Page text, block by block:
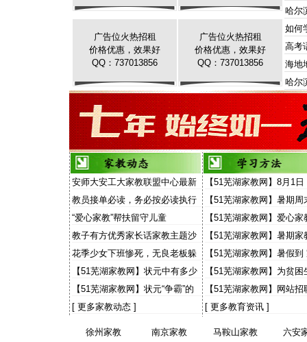
哈尔
如何
高考
海地
哈尔
广告位火热招租
价格优惠，效果好
QQ：737013856
广告位火热招租
价格优惠，效果好
QQ：737013856
安师大安工大家教联盟中心最新
家教信息
教员接单必读，务必按必读执行
“爱心家教”帮扶留守儿童
教子有方优秀家长话家教主题沙
龙
花季少女下班惨死，无良老板躲
猫猫，天理何在？国法何在？
【51芜湖家教网】状元中有多少
来自农村
【51芜湖家教网】状元“争霸”的
意义
[ 更多家教动态 ]
【51芜湖家教网】8月1日
场“家教”演讲面向家长和
【51芜湖家教网】暑期周
费去听“家教大讲堂”
【51芜湖家教网】爱心家
出感人故事 “小老师”讲13
【51芜湖家教网】暑期家
大学生有些灰心
【51芜湖家教网】暑假
【51芜湖家教网】为贫困
事 财大预录生自荐当免
【51芜湖家教网】网站招
期工主流找工渠道 50%
[ 更多教育资讯 ]
徐州家教 南京家教 马鞍山家教
六安